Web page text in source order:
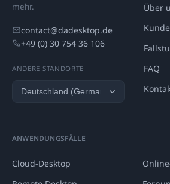
mehr.
contact@dadesktop.de
+49 (0) 30 754 36 106
ANDERE STANDORTE
Über
FAQ
ANWENDUNGSFÄLLE
Cloud-Desktop